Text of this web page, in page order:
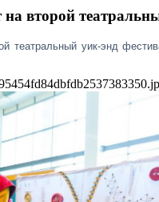
второй
театральный уик-энд